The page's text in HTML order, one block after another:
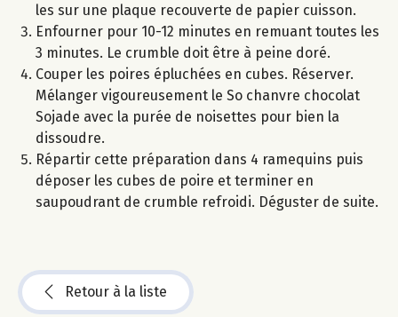
les sur une plaque recouverte de papier cuisson.
Enfourner pour 10-12 minutes en remuant toutes les
3 minutes. Le crumble doit être à peine doré.
Couper les poires épluchées en cubes. Réserver.
Mélanger vigoureusement le So chanvre chocolat
Sojade avec la purée de noisettes pour bien la
dissoudre.
Répartir cette préparation dans 4 ramequins puis
déposer les cubes de poire et terminer en
saupoudrant de crumble refroidi. Déguster de suite.
Retour à la liste